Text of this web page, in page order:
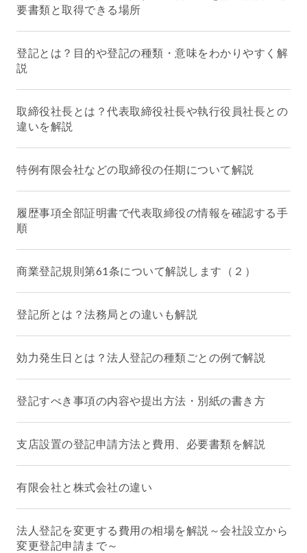
要書類と取得できる場所
登記とは？目的や登記の種類・意味をわかりやすく解
説
取締役社長とは？代表取締役社長や執行役員社長との
違いを解説
特例有限会社などの取締役の任期について解説
履歴事項全部証明書で代表取締役の情報を確認する手
順
商業登記規則第61条について解説します（２）
登記所とは？法務局との違いも解説
効力発生日とは？法人登記の種類ごとの例で解説
登記すべき事項の内容や提出方法・別紙の書き方
支店設置の登記申請方法と費用、必要書類を解説
有限会社と株式会社の違い
法人登記を変更する費用の相場を解説～会社設立から
変更登記申請まで～